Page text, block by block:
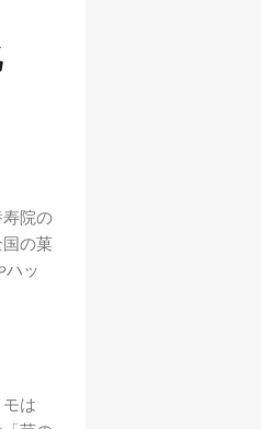
院の
の菓
ハッ
は